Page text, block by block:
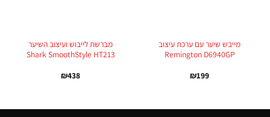
מייבש שיער עם ערכת עיצוב
Remington D6940GP
₪199
מברשת לייבוש ועיצוב השיער
Shark SmoothStyle HT213
₪438